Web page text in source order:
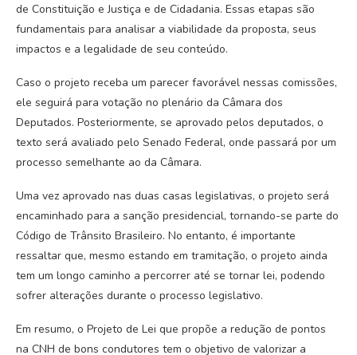
de Constituição e Justiça e de Cidadania. Essas etapas são
fundamentais para analisar a viabilidade da proposta, seus
impactos e a legalidade de seu conteúdo.
Caso o projeto receba um parecer favorável nessas comissões,
ele seguirá para votação no plenário da Câmara dos
Deputados. Posteriormente, se aprovado pelos deputados, o
texto será avaliado pelo Senado Federal, onde passará por um
processo semelhante ao da Câmara.
Uma vez aprovado nas duas casas legislativas, o projeto será
encaminhado para a sanção presidencial, tornando-se parte do
Código de Trânsito Brasileiro. No entanto, é importante
ressaltar que, mesmo estando em tramitação, o projeto ainda
tem um longo caminho a percorrer até se tornar lei, podendo
sofrer alterações durante o processo legislativo.
Em resumo, o Projeto de Lei que propõe a redução de pontos
na CNH de bons condutores tem o objetivo de valorizar a